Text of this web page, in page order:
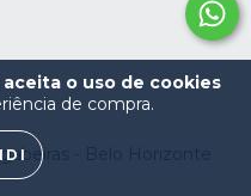
o uso de cookies
de compra.
- Belo Horizonte